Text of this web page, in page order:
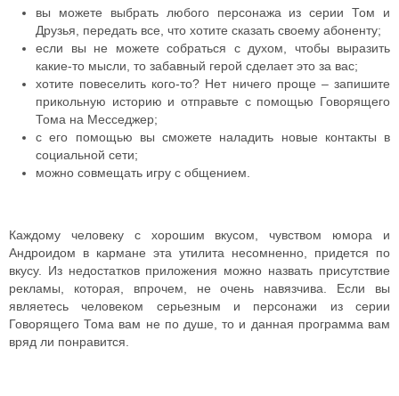
вы можете выбрать любого персонажа из серии Том и
Друзья, передать все, что хотите сказать своему абоненту;
если вы не можете собраться с духом, чтобы выразить
какие-то мысли, то забавный герой сделает это за вас;
хотите повеселить кого-то? Нет ничего проще – запишите
прикольную историю и отправьте с помощью Говорящего
Тома на Месседжер;
с его помощью вы сможете наладить новые контакты в
социальной сети;
можно совмещать игру с общением.
Каждому человеку с хорошим вкусом, чувством юмора и
Андроидом в кармане эта утилита несомненно, придется по
вкусу. Из недостатков приложения можно назвать присутствие
рекламы, которая, впрочем, не очень навязчива. Если вы
являетесь человеком серьезным и персонажи из серии
Говорящего Тома вам не по душе, то и данная программа вам
вряд ли понравится.